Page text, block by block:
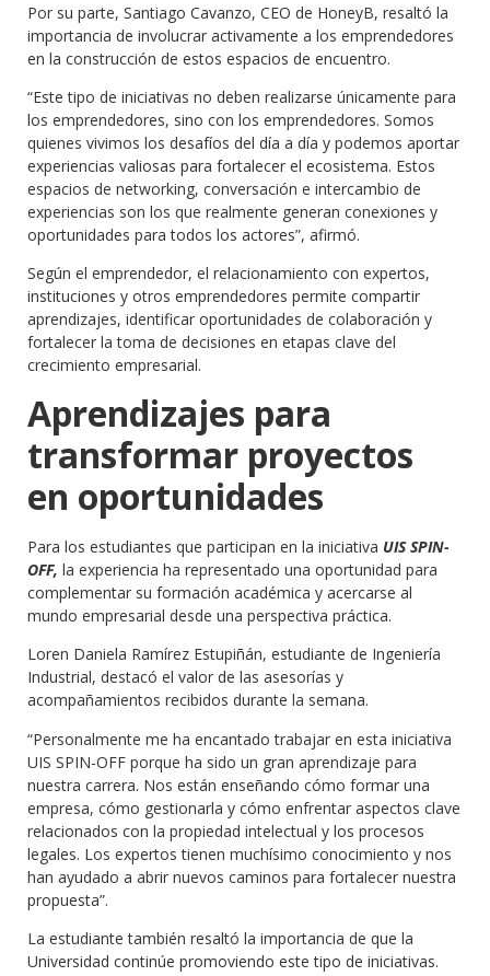
Por su parte, Santiago Cavanzo, CEO de HoneyB, resaltó la
importancia de involucrar activamente a los emprendedores
en la construcción de estos espacios de encuentro.
“Este tipo de iniciativas no deben realizarse únicamente para
los emprendedores, sino con los emprendedores. Somos
quienes vivimos los desafíos del día a día y podemos aportar
experiencias valiosas para fortalecer el ecosistema. Estos
espacios de networking, conversación e intercambio de
experiencias son los que realmente generan conexiones y
oportunidades para todos los actores”, afirmó.
Según el emprendedor, el relacionamiento con expertos,
instituciones y otros emprendedores permite compartir
aprendizajes, identificar oportunidades de colaboración y
fortalecer la toma de decisiones en etapas clave del
crecimiento empresarial.
Aprendizajes para
transformar proyectos
en oportunidades
Para los estudiantes que participan en la iniciativa UIS SPIN-
OFF, la experiencia ha representado una oportunidad para
complementar su formación académica y acercarse al
mundo empresarial desde una perspectiva práctica.
Loren Daniela Ramírez Estupiñán, estudiante de Ingeniería
Industrial, destacó el valor de las asesorías y
acompañamientos recibidos durante la semana.
“Personalmente me ha encantado trabajar en esta iniciativa
UIS SPIN-OFF porque ha sido un gran aprendizaje para
nuestra carrera. Nos están enseñando cómo formar una
empresa, cómo gestionarla y cómo enfrentar aspectos clave
relacionados con la propiedad intelectual y los procesos
legales. Los expertos tienen muchísimo conocimiento y nos
han ayudado a abrir nuevos caminos para fortalecer nuestra
propuesta”.
La estudiante también resaltó la importancia de que la
Universidad continúe promoviendo este tipo de iniciativas.